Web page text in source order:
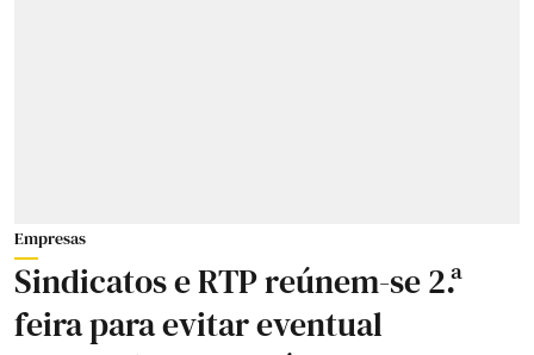
Empresas
Sindicatos e RTP reúnem-se 2.ª
feira para evitar eventual